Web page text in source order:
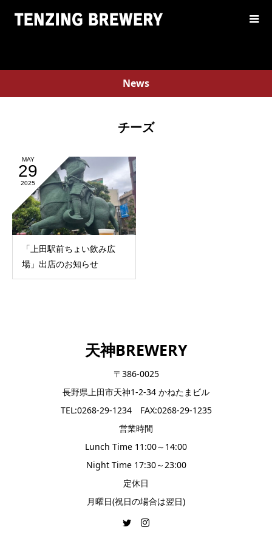
News
チーズ
MAY
29
2025
「上田駅前ちょい飲み広
場」出店のお知らせ
天神BREWERY
〒386-0025
長野県上田市天神1-2-34 かねたまビル
TEL:0268-29-1234 FAX:0268-29-1235
営業時間
Lunch Time 11:00～14:00
Night Time 17:30～23:00
定休日
月曜日(祝日の場合は翌日)